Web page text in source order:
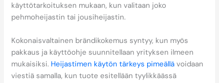
käyttötarkoituksen mukaan, kun valitaan joko
pehmoheijastin tai jousiheijastin.
Kokonaisvaltainen brändikokemus syntyy, kun myös
pakkaus ja käyttöohje suunnitellaan yrityksen ilmeen
mukaisiksi. Heijastimen käytön tärkeys pimeällä voidaan
viestiä samalla, kun tuote esitellään tyylikkäässä